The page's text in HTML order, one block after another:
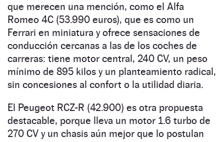
que merecen una mención, como el Alfa
Romeo 4C (53.990 euros), que es como un
Ferrari en miniatura y ofrece sensaciones de
conducción cercanas a las de los coches de
carreras: tiene motor central, 240 CV, un peso
mínimo de 895 kilos y un planteamiento radical,
sin concesiones al confort o la utilidad diaria.
El Peugeot RCZ-R (42.900) es otra propuesta
destacable, porque lleva un motor 1.6 turbo de
270 CV y un chasis aún mejor que lo postulan